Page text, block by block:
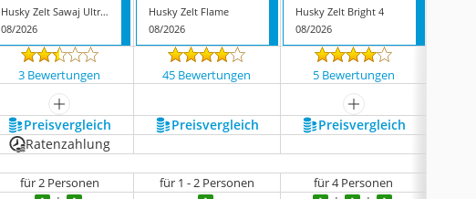
Husky Zelt Sawaj Ultra 2
08/2026
Husky Zelt Flame
08/2026
Husky Zelt Bright 4
08/2026
3 Bewertungen 45 Bewertungen 5 Bewertungen
mehr anzeigen
mehr anzeigen
Preis­vergleich Preis­vergleich Preis­vergleich
Ratenzahlung
für 2 Personen für 1 - 2 Personen für 4 Personen